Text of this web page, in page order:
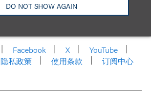
DO NOT SHOW AGAIN
纽约 芝加哥
旧金山 泰森斯
代表处
Facebook X
YouTube
隐私政策 使用条款 订阅中心